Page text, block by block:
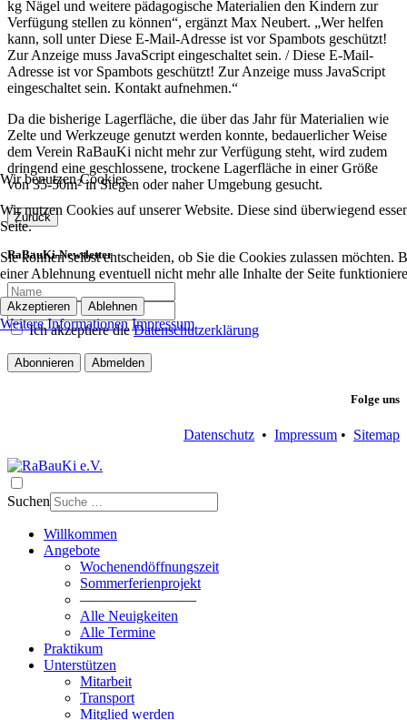
kg Nägel und weitere pädagogische Materialien den Kindern zur
Verfügung stellen zu können“, ergänzt Max Neubert. „Wer helfen
kann, soll unterDiese E-Mail-Adresse ist vor Spambots geschützt!
Zur Anzeige muss JavaScript eingeschaltet sein. /Diese E-Mail-
Adresse ist vor Spambots geschützt! Zur Anzeige muss JavaScript
eingeschaltet sein. Kontakt aufnehmen.“
Da die bisherige Lagerfläche, die über das Jahr für Materialien wie
Zelte und Werkzeuge genutzt werden konnte, bedauerlicher Weise
dem Verein RaBauKi nicht mehr zur Verfügung steht, wird zudem
dringend eine geschlossene, trockene Lagerfläche in einer Größe
von 35-50m² in Siegen oder naher Umgebung gesucht.
Zurück
RaBauKi-Newsletter
Ich akzeptiere dieDatenschutzerklärung
Abonnieren Abmelden
Folge uns
Datenschutz • Impressum • Sitemap
Suchen
Willkommen
Angebote
Wochenendöffnungszeit
Sommerferienprojekt
————————
Alle Neuigkeiten
Alle Termine
Praktikum
Unterstützen
Mitarbeit
Transport
Mitglied werden
Wir benutzen Cookies
Wir nutzen Cookies auf unserer Website. Diese sind überwiegend
Seite.
Sie können selbst entscheiden, ob Sie die Cookies zulassen möchten.
einer Ablehnung eventuell nicht mehr alle Inhalte der Seite
Akzeptieren Ablehnen
Weitere Informationen Impressum